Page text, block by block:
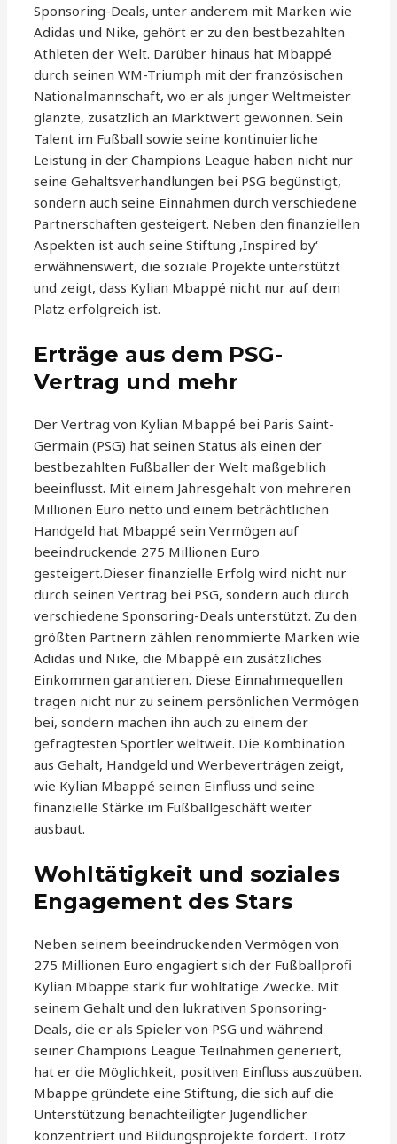
Sponsoring-Deals, unter anderem mit Marken wie
Adidas und Nike, gehört er zu den bestbezahlten
Athleten der Welt. Darüber hinaus hat Mbappé
durch seinen WM-Triumph mit der französischen
Nationalmannschaft, wo er als junger Weltmeister
glänzte, zusätzlich an Marktwert gewonnen. Sein
Talent im Fußball sowie seine kontinuierliche
Leistung in der Champions League haben nicht nur
seine Gehaltsverhandlungen bei PSG begünstigt,
sondern auch seine Einnahmen durch verschiedene
Partnerschaften gesteigert. Neben den finanziellen
Aspekten ist auch seine Stiftung ‚Inspired by‘
erwähnenswert, die soziale Projekte unterstützt
und zeigt, dass Kylian Mbappé nicht nur auf dem
Platz erfolgreich ist.
Erträge aus dem PSG-
Vertrag und mehr
Der Vertrag von Kylian Mbappé bei Paris Saint-
Germain (PSG) hat seinen Status als einen der
bestbezahlten Fußballer der Welt maßgeblich
beeinflusst. Mit einem Jahresgehalt von mehreren
Millionen Euro netto und einem beträchtlichen
Handgeld hat Mbappé sein Vermögen auf
beeindruckende 275 Millionen Euro
gesteigert.Dieser finanzielle Erfolg wird nicht nur
durch seinen Vertrag bei PSG, sondern auch durch
verschiedene Sponsoring-Deals unterstützt. Zu den
größten Partnern zählen renommierte Marken wie
Adidas und Nike, die Mbappé ein zusätzliches
Einkommen garantieren. Diese Einnahmequellen
tragen nicht nur zu seinem persönlichen Vermögen
bei, sondern machen ihn auch zu einem der
gefragtesten Sportler weltweit. Die Kombination
aus Gehalt, Handgeld und Werbeverträgen zeigt,
wie Kylian Mbappé seinen Einfluss und seine
finanzielle Stärke im Fußballgeschäft weiter
ausbaut.
Wohltätigkeit und soziales
Engagement des Stars
Neben seinem beeindruckenden Vermögen von
275 Millionen Euro engagiert sich der Fußballprofi
Kylian Mbappe stark für wohltätige Zwecke. Mit
seinem Gehalt und den lukrativen Sponsoring-
Deals, die er als Spieler von PSG und während
seiner Champions League Teilnahmen generiert,
hat er die Möglichkeit, positiven Einfluss auszuüben.
Mbappe gründete eine Stiftung, die sich auf die
Unterstützung benachteiligter Jugendlicher
konzentriert und Bildungsprojekte fördert. Trotz